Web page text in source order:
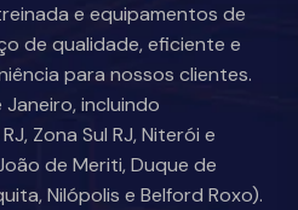
e equipamentos de
de qualidade, eficiente e
para nossos clientes.
incluindo
Zona Sul RJ, Niterói e
de Meriti, Duque de
Nilópolis e Belford Roxo).